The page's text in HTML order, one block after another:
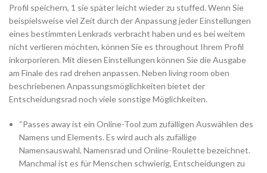
Profil speichern, 1 sie später leicht wieder zu stuffed. Wenn Sie
beispielsweise viel Zeit durch der Anpassung jeder Einstellungen
eines bestimmten Lenkrads verbracht haben und es bei weitem
nicht verlieren möchten, können Sie es throughout Ihrem Profil
inkorporieren. Mit diesen Einstellungen können Sie die Ausgabe
am Finale des rad drehen anpassen. Neben living room oben
beschriebenen Anpassungsmöglichkeiten bietet der
Entscheidungsrad noch viele sonstige Möglichkeiten.
“Passes away ist ein Online-Tool zum zufälligen Auswählen des
Namens und Elements. Es wird auch als zufällige
Namensauswahl, Namensrad und Online-Roulette bezeichnet.
Manchmal ist es für Menschen schwierig, Entscheidungen zu